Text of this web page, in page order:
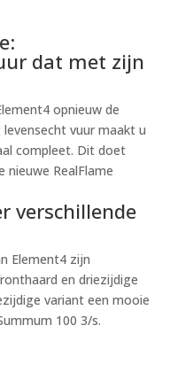
dat met zijn
opnieuw de
vuur maakt u
compleet. Dit doet
nieuwe RealFlame
verschillende
Element4 zijn
en driezijdige
variant een mooie
100 3/s.